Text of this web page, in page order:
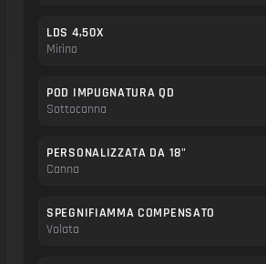
LDS 4,50X
Mirino
POD IMPUGNATURA QD
Sottocanna
PERSONALIZZATA DA 18"
Canna
SPEGNIFIAMMA COMPENSATO
Volata